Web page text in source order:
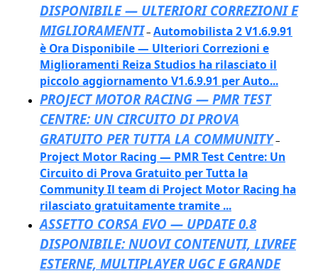
DISPONIBILE — ULTERIORI CORREZIONI E
MIGLIORAMENTI– Automobilista 2 V1.6.9.91
è Ora Disponibile — Ulteriori Correzioni e
Miglioramenti Reiza Studios ha rilasciato il
piccolo aggiornamento V1.6.9.91 per Auto...
PROJECT MOTOR RACING — PMR TEST
CENTRE: UN CIRCUITO DI PROVA
GRATUITO PER TUTTA LA COMMUNITY–
Project Motor Racing — PMR Test Centre: Un
Circuito di Prova Gratuito per Tutta la
Community Il team di Project Motor Racing ha
rilasciato gratuitamente tramite ...
ASSETTO CORSA EVO — UPDATE 0.8
DISPONIBILE: NUOVI CONTENUTI, LIVREE
ESTERNE, MULTIPLAYER UGC E GRANDE